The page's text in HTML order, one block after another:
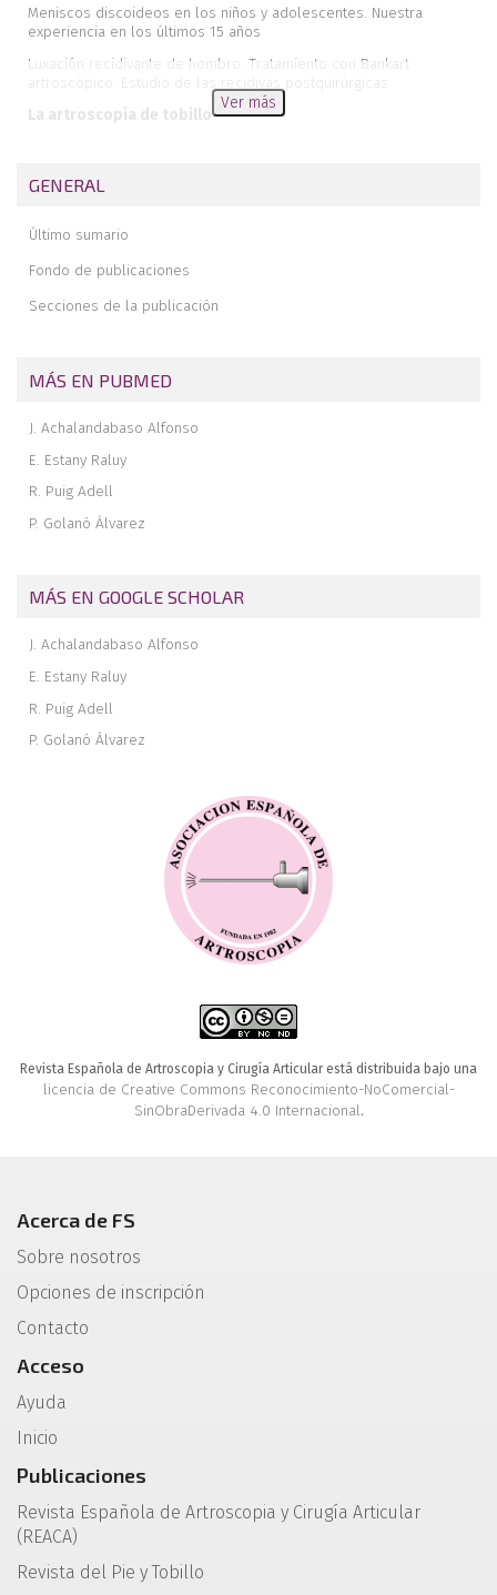
Meniscos discoideos en los niños y adolescentes. Nuestra
experiencia en los últimos 15 años
Luxación recidivante de hombro. Tratamiento con Bankart
artroscópico. Estudio de las recidivas postquirúrgicas
La artroscopia de tobillo
Editorial
Ver más
GENERAL
Último sumario
Fondo de publicaciones
Secciones de la publicación
MÁS EN PUBMED
J. Achalandabaso Alfonso
E. Estany Raluy
R. Puig Adell
P. Golanó Álvarez
MÁS EN GOOGLE SCHOLAR
J. Achalandabaso Alfonso
E. Estany Raluy
R. Puig Adell
P. Golanó Álvarez
Revista Española de Artroscopia y Cirugía Articular está distribuida bajo una
licencia de Creative Commons Reconocimiento-NoComercial-
SinObraDerivada 4.0 Internacional.
Acerca de FS
Sobre nosotros
Opciones de inscripción
Contacto
Acceso
Ayuda
Inicio
Publicaciones
Revista Española de Artroscopia y Cirugía Articular
(REACA)
Revista del Pie y Tobillo